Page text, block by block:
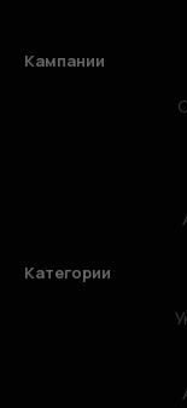
Кампании
Категории